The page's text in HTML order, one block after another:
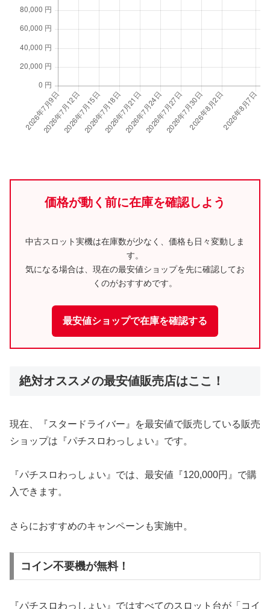
価格が動く前に在庫を確認しよう
中古スロット実機は在庫数が少なく、価格も日々変動しま
す。
気になる場合は、現在の最安値ショップを先に確認してお
くのがおすすめです。
最安値ショップで在庫を確認する
絶対オススメの最安値販売店はここ！
現在、『スタードライバー』を最安値で販売している販売
ショップは『パチスロわっしょい』です。
『パチスロわっしょい』では、最安値『120,000円』で購
入できます。
さらにおすすめのキャンペーンも実施中。
コイン不要機が無料！
『パチスロわっしょい』ではすべてのスロット台が「コイ